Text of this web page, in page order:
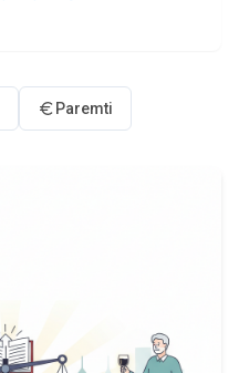
Paremti